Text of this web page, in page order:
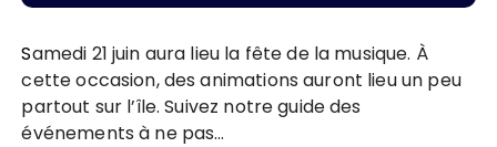
Samedi 21 juin aura lieu la fête de la musique. À
cette occasion, des animations auront lieu un peu
partout sur l’île. Suivez notre guide des
événements à ne pas…